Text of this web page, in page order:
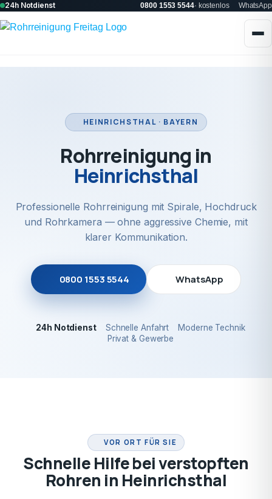
24h Notdienst 0800 1553 5544· kostenlos WhatsApp
HEINRICHSTHAL · BAYERN
Rohrreinigung in
Heinrichsthal
Professionelle Rohrreinigung mit Spirale, Hochdruck
und Rohrkamera — ohne aggressive Chemie, mit
klarer Kommunikation.
0800 1553 5544 WhatsApp
24h Notdienst Schnelle Anfahrt
Moderne Technik
Privat & Gewerbe
VOR ORT FÜR SIE
Schnelle Hilfe bei verstopften
Rohren in Heinrichsthal